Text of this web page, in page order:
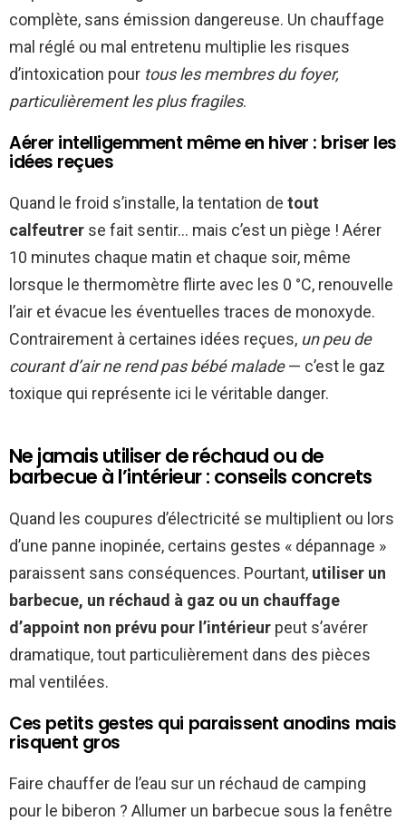
complète, sans émission dangereuse. Un chauffage
mal réglé ou mal entretenu multiplie les risques
d’intoxication pour tous les membres du foyer,
particulièrement les plus fragiles.
Aérer intelligemment même en hiver : briser les
idées reçues
Quand le froid s’installe, la tentation de tout
calfeutrer se fait sentir… mais c’est un piège ! Aérer
10 minutes chaque matin et chaque soir, même
lorsque le thermomètre flirte avec les 0 °C, renouvelle
l’air et évacue les éventuelles traces de monoxyde.
Contrairement à certaines idées reçues, un peu de
courant d’air ne rend pas bébé malade— c’est le gaz
toxique qui représente ici le véritable danger.
Ne jamais utiliser de réchaud ou de
barbecue à l’intérieur : conseils concrets
Quand les coupures d’électricité se multiplient ou lors
d’une panne inopinée, certains gestes « dépannage »
paraissent sans conséquences. Pourtant, utiliser un
barbecue, un réchaud à gaz ou un chauffage
d’appoint non prévu pour l’intérieur peut s’avérer
dramatique, tout particulièrement dans des pièces
mal ventilées.
Ces petits gestes qui paraissent anodins mais
risquent gros
Faire chauffer de l’eau sur un réchaud de camping
pour le biberon ? Allumer un barbecue sous la fenêtre